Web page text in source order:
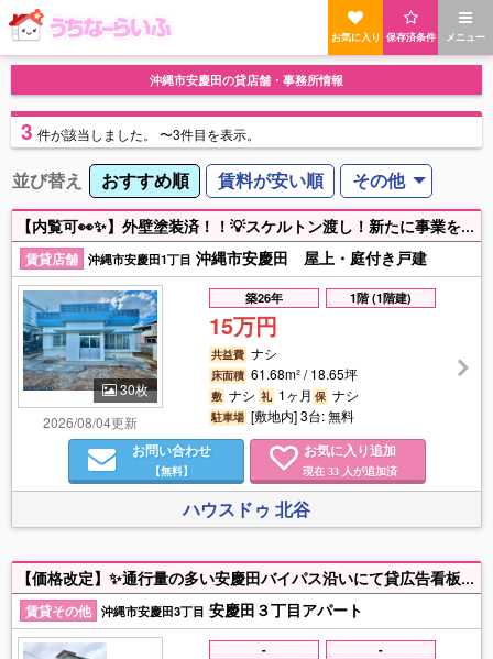
メニュー
保存済条件
お気に入り
沖縄市安慶田の貸店舗・事務所情報
3 件が該当しました。 〜3件目を表示。
並び替え おすすめ順 賃料が安い順 その他
【内覧可👀✨】外壁塗装済！！💡スケルトン渡し！新たに事業をスタートさせたい方にぴったりの物件です！こども園や学童👧デイサービスなど地域に寄り添う用途にも最適👍✨レイアウトの自由度が高くイメージ通りの空間づくりが可能です！サロンやオフィスなど他業種での活用も大歓迎🍀ぜひ一度ご内覧くださいませ！（■事業用としてご利用の際は、別途、保証金5ヶ月分必要になります。）
賃貸店舗 沖縄市安慶田1丁目 沖縄市安慶田 屋上・庭付き戸建
30枚
2026/08/04更新
築26年 1階 (1階建)
15万円
共益費 ナシ
床面積 61.68m² / 18.65坪
敷 ナシ 礼 1ヶ月保 ナシ
駐車場 [敷地内] 3台: 無料
お問い合わせ
【無料】
お気に入り追加
現在 33人が追加済
ハウスドゥ 北谷
【価格改定】✨通行量の多い安慶田バイパス沿いにて貸広告看板出ました！✨大きさ範囲拡張相談可♪
賃貸その他 沖縄市安慶田3丁目 安慶田３丁目アパート
- -